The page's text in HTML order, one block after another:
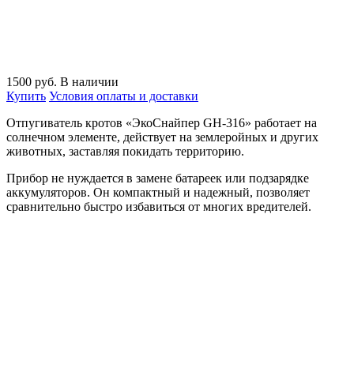
1500 руб. В наличии
Купить Условия оплаты и доставки
Отпугиватель кротов «ЭкоСнайпер GH-316» работает на
солнечном элементе, действует на землеройных и других
животных, заставляя покидать территорию.
Прибор не нуждается в замене батареек или подзарядке
аккумуляторов. Он компактный и надежный, позволяет
сравнительно быстро избавиться от многих вредителей.